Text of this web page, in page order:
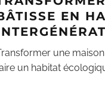
EN
une
un habitat